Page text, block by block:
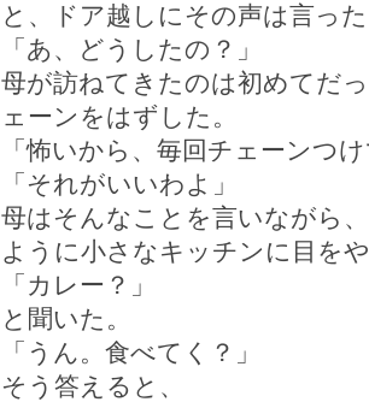
と、ドア越しにその声は言っ
「あ、どうしたの？」
母が訪ねてきたのは初めてだ
ェーンをはずした。
「怖いから、毎回チェーンつ
「それがいいわよ」
母はそんなことを言いながら
ように小さなキッチンに目を
「カレー？」
と聞いた。
「うん。食べてく？」
そう答えると、